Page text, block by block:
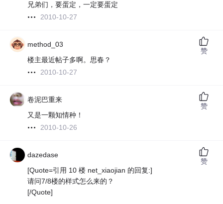
兄弟们，要蛋定，一定要蛋定
2010-10-27
method_03
楼主最近帖子多啊。思春？
2010-10-27
赞
卷泥巴重来
又是一颗知情种！
2010-10-26
赞
dazedase
[Quote=引用 10 楼 net_xiaojian 的回复:]
请问7/8楼的样式怎么来的？
[/Quote]
赞